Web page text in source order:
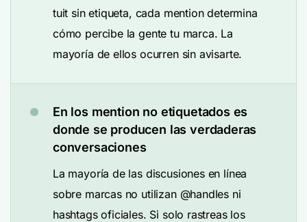
tuit sin etiqueta, cada mention determina
cómo percibe la gente tu marca. La
mayoría de ellos ocurren sin avisarte.
En los mention no etiquetados es
donde se producen las verdaderas
conversaciones
La mayoría de las discusiones en línea
sobre marcas no utilizan @handles ni
hashtags oficiales. Si solo rastreas los